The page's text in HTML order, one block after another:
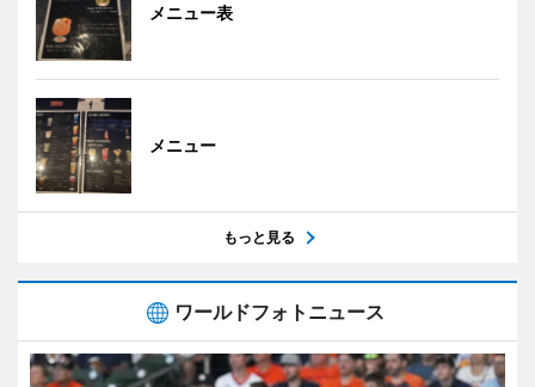
メニュー表
メニュー
もっと見る
ワールドフォトニュース